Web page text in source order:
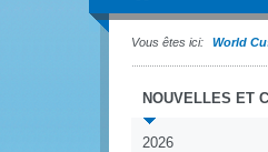
Vous êtes ici: World
NOUVELLES ET
2026